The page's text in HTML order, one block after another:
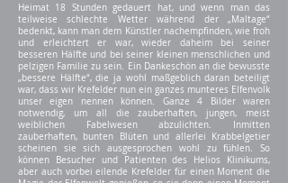
Heimat 18 Stunden gedauert hat, und wenn man das
teilweise schlechte Wetter während der „Maltage“
bedenkt, kann man dem Künstler nachempfinden, wie froh
und erleichtert er war, wieder daheim bei seiner
besseren Hälfte und bei seiner kleinen menschlichen und
pelzigen Familie zu sein. Ein Dankeschön an die bewusste
„bessere Hälfte“, die ja wohl maßgeblich daran beteiligt
war, dass wir Krefelder nun ein ganzes munteres Elfenvolk
unser eigen nennen können. Ganze 4 Bilder waren
notwendig, um all die zauberhaften, jungen, meist
weiblichen Fabelwesen abzulichten. Inmitten
zauberhaften, bunten Blüten und allerlei Krabbelgetier
scheinen sie sich ausgesprochen wohl zu fühlen. So
können Besucher und Patienten des Helios Klinikums,
aber auch vorbei eilende Krefelder für einen Moment die